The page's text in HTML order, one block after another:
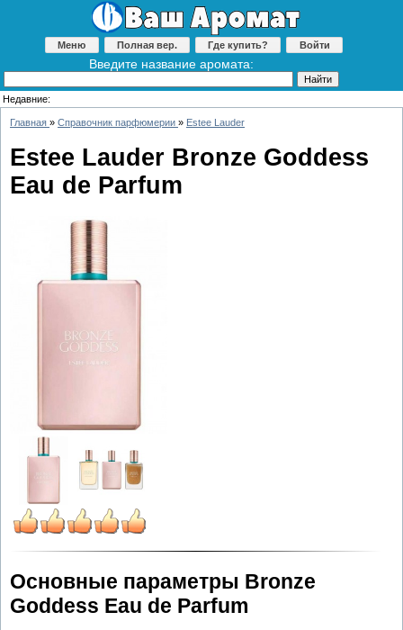
Меню Полная вер. Где купить? Войти
Введите название аромата:
Недавние:
Главная » Справочник парфюмерии » Estee Lauder
Estee Lauder Bronze Goddess
Eau de Parfum
Основные параметры Bronze
Goddess Eau de Parfum